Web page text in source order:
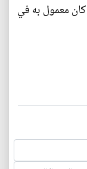
كان معمول به في